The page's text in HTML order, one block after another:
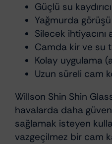
Güçlü su
Yağmurda görüşü
Silecek ihtiyacını
Camda kir ve su
Kolay uygulama
Uzun süreli cam
Willson Shin Shin
havalarda daha
sağlamak isteyen
vazgeçilmez bir cam